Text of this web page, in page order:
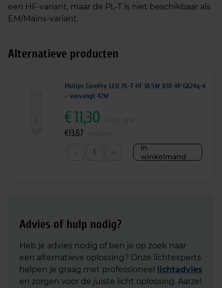
een HF-variant, maar de PL-T is niet beschikbaar als
EM/Mains-variant.
Alternatieve producten
Philips CorePro LED PL-T HF 18.5W 830 4P GX24q-4
– vervangt 42W
In
winkelmand
€11,30
€13,67
Advies of hulp nodig?
Heb je advies nodig of ben je op zoek naar
een alternatieve oplossing? Onze lichtexperts
helpen je graag met professioneel lichtadvies
en zorgen voor de juiste licht oplossing. Aarzel